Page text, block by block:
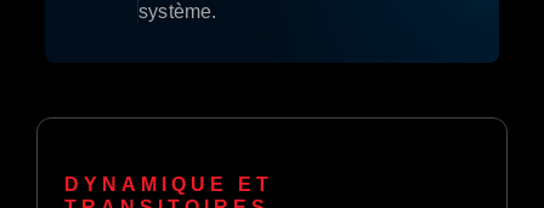
système.
DYNAMIQUE ET